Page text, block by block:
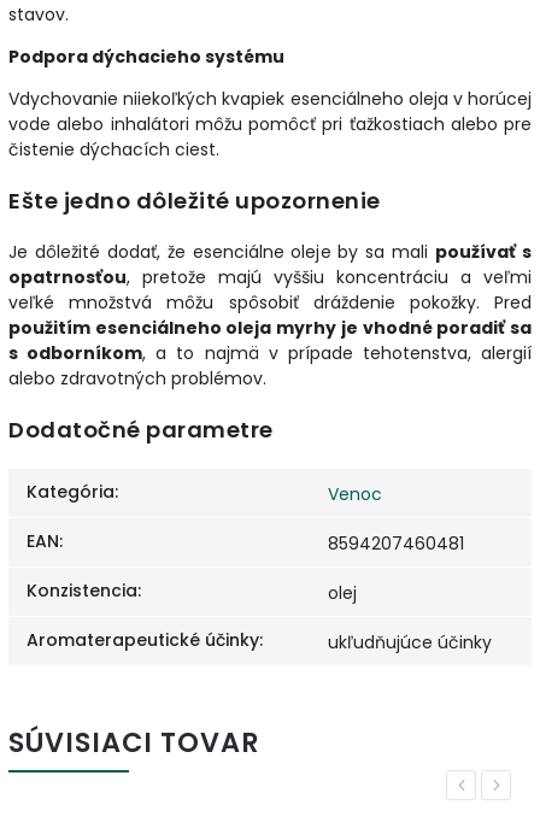
stavov.
Podpora dýchacieho systému
Vdychovanie niiekoľkých kvapiek esenciálneho oleja v horúcej
vode alebo inhalátori môžu pomôcť pri ťažkostiach alebo pre
čistenie dýchacích ciest.
Ešte jedno dôležité upozornenie
Je dôležité dodať, že esenciálne oleje by sa mali používať s
opatrnosťou, pretože majú vyššiu koncentráciu a veľmi
veľké množstvá môžu spôsobiť dráždenie pokožky. Pred
použitím esenciálneho oleja myrhy je vhodné poradiť sa
s odborníkom, a to najmä v prípade tehotenstva, alergií
alebo zdravotných problémov.
Dodatočné parametre
Kategória:
Venoc
EAN:
8594207460481
Konzistencia:
olej
Aromaterapeutické účinky: ukľudňujúce účinky
SÚVISIACI TOVAR
Previous
Next